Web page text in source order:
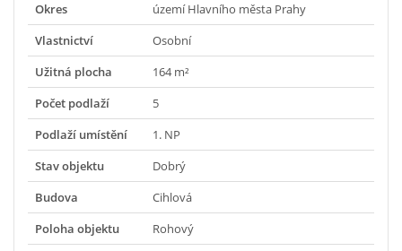
Okres
území Hlavního města Prahy
Vlastnictví
Osobní
Užitná plocha
164 m²
Počet podlaží
5
Podlaží umístění
1. NP
Stav objektu
Dobrý
Budova
Cihlová
Poloha objektu
Rohový